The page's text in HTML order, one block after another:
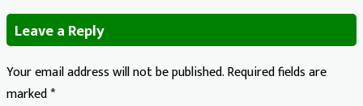
Leave a Reply
Your email address will not be published.Required fields are
marked*